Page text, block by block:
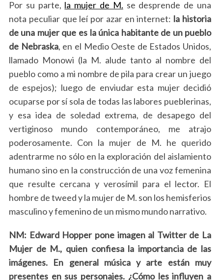
Por su parte, la mujer de M. se desprende de una
nota peculiar que leí por azar en internet: la historia
de una mujer que es la única habitante de un pueblo
de Nebraska, en el Medio Oeste de Estados Unidos,
llamado Monowi (la M. alude tanto al nombre del
pueblo como a mi nombre de pila para crear un juego
de espejos); luego de enviudar esta mujer decidió
ocuparse por sí sola de todas las labores pueblerinas,
y esa idea de soledad extrema, de desapego del
vertiginoso mundo contemporáneo, me atrajo
poderosamente. Con la mujer de M. he querido
adentrarme no sólo en la exploración del aislamiento
humano sino en la construcción de una voz femenina
que resulte cercana y verosímil para el lector. El
hombre de tweed y la mujer de M. son los hemisferios
masculino y femenino de un mismo mundo narrativo.
NM: Edward Hopper pone imagen al Twitter de La
Mujer de M., quien confiesa la importancia de las
imágenes. En general música y arte están muy
presentes en sus personajes. ¿Cómo les influyen a